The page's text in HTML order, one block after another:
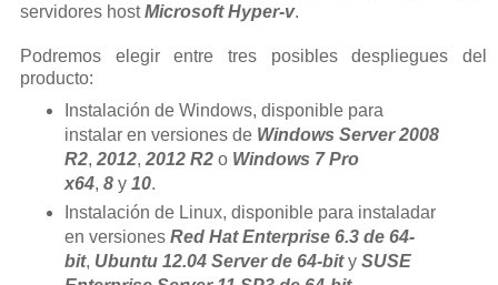
servidores hostMicrosoft Hyper-v.
Podremos elegir entre tres posibles despliegues del
producto:
Instalación de Windows, disponible para
instalar en versiones de Windows Server 2008
R2, 2012, 2012 R2o Windows 7 Pro
x64, 8 y 10.
Instalación de Linux, disponible para instaladar
en versiones Red Hat Enterprise 6.3 de 64-
bit, Ubuntu 12.04 Server de 64-bity SUSE